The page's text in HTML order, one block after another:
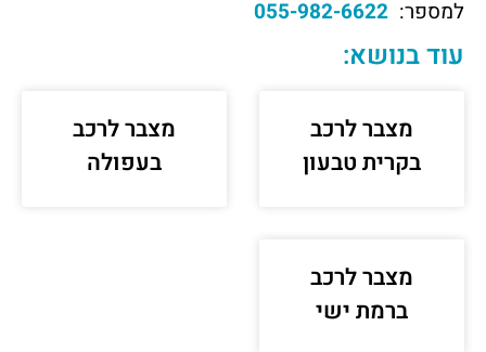
למספר: 055-982-6622
עוד בנושא:
מצבר לרכב
בקרית טבעון
מצבר לרכב
בעפולה
מצבר לרכב
ברמת ישי